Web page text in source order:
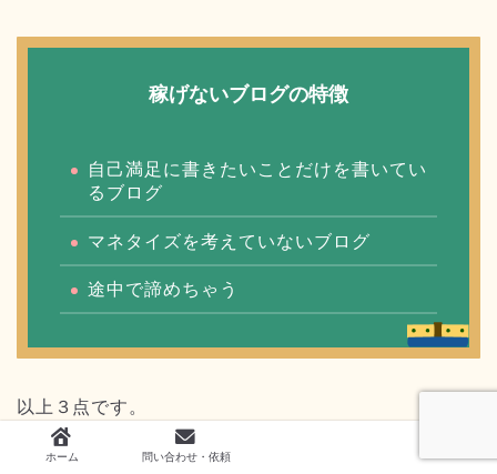
稼げないブログの特徴
自己満足に書きたいことだけを書いてい
るブログ
マネタイズを考えていないブログ
途中で諦めちゃう
以上３点です。
ホーム 問い合わせ・依頼